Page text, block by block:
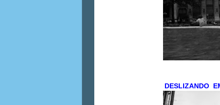
DESLIZANDO